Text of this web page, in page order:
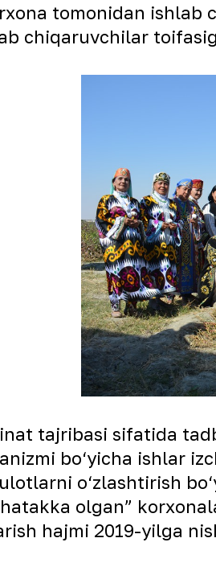
tomonidan ishlab
chiqaruvchilar
tajribasi sifatida
bo‘yicha ishlar
o‘zlashtirish
olgan”
hajmi 2019-yilga